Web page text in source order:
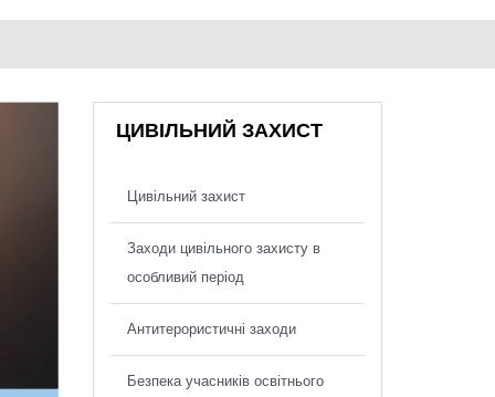
ЦИВІЛЬНИЙ ЗАХИСТ
Цивільний захист
Заходи цивільного захисту в
особливий період
Антитерористичні заходи
Безпека учасників освітнього